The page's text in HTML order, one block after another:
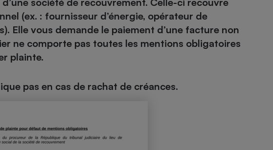
(ex. : fournisseur d’énergie, opérateur de
Elle vous demande le paiement d’une facture non
ne comporte pas toutes les mentions obligatoires
plainte.
pas en cas de rachat de créances.
Champagne - Comment choisir une
bouteille de champagne
Banque en ligne
- Ustensile